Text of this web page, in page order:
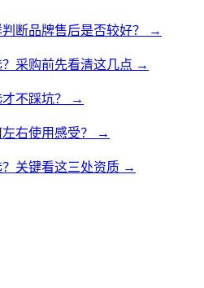
断品牌售后是否较好？
→
采购前先看清这几点 →
不踩坑？
→
右使用感受？
→
关键看这三处资质 →